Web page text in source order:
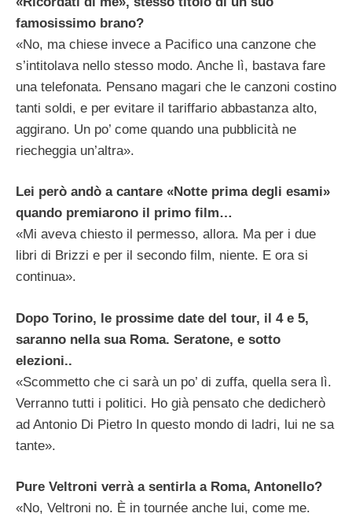
famosissimo brano?
«No, ma chiese invece a Pacifico una canzone che
s’intitolava nello stesso modo. Anche lì, bastava fare
una telefonata. Pensano magari che le canzoni costino
tanti soldi, e per evitare il tariffario abbastanza alto,
aggirano. Un po’ come quando una pubblicità ne
riecheggia un’altra».
Lei però andò a cantare «Notte prima degli esami»
quando premiarono il primo film…
«Mi aveva chiesto il permesso, allora. Ma per i due
libri di Brizzi e per il secondo film, niente. E ora si
continua».
Dopo Torino, le prossime date del tour, il 4 e 5,
saranno nella sua Roma. Seratone, e sotto
elezioni..
«Scommetto che ci sarà un po’ di zuffa, quella sera lì.
Verranno tutti i politici. Ho già pensato che dedicherò
ad Antonio Di Pietro In questo mondo di ladri, lui ne sa
tante».
Pure Veltroni verrà a sentirla a Roma, Antonello?
«No, Veltroni no. È in tournée anche lui, come me.